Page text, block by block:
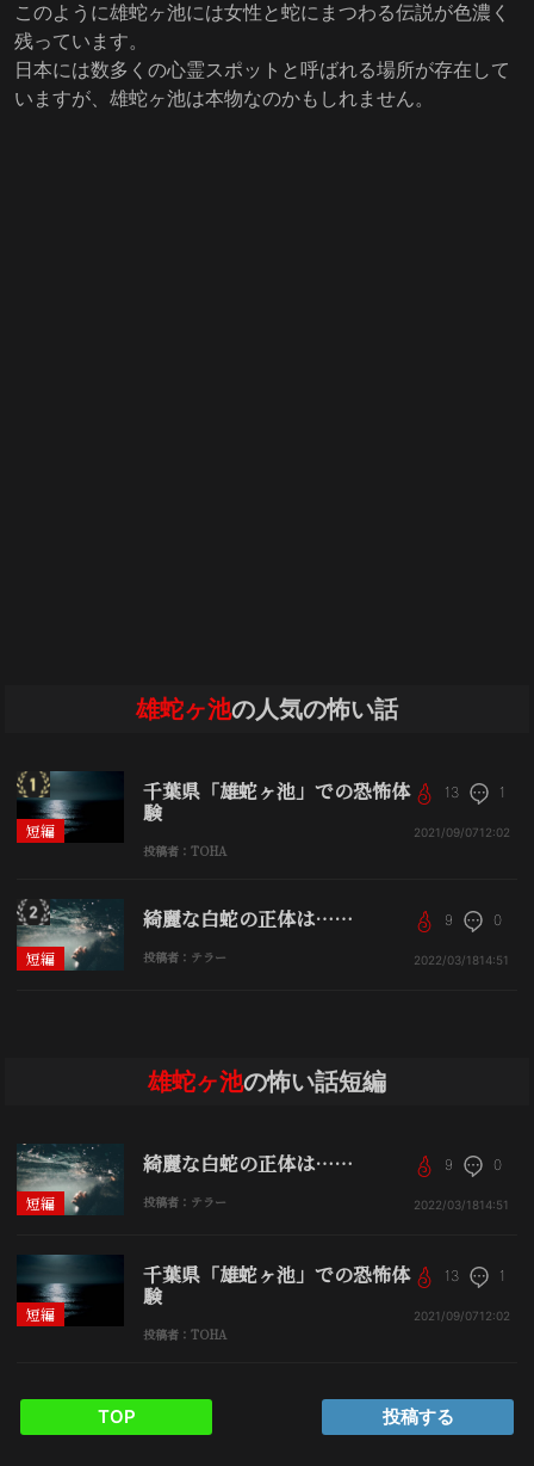
このように雄蛇ヶ池には女性と蛇にまつわる伝説が色濃く
残っています。
日本には数多くの心霊スポットと呼ばれる場所が存在して
いますが、雄蛇ヶ池は本物なのかもしれません。
雄蛇ヶ池の人気の怖い話
短編
千葉県「雄蛇ヶ池」での恐怖体
験
投稿者：TOHA
13 1
2021/09/0712:02
短編
綺麗な白蛇の正体は……
投稿者：テラー
9 0
2022/03/1814:51
雄蛇ヶ池の怖い話短編
短編
綺麗な白蛇の正体は……
投稿者：テラー
9 0
2022/03/1814:51
短編
千葉県「雄蛇ヶ池」での恐怖体
験
投稿者：TOHA
13 1
2021/09/0712:02
TOP 投稿する